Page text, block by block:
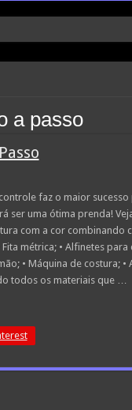
a passo
faz o maior
ser uma ótima prenda!
com a cor combinando
métrica; • Alfinetes para
• Máquina de costura; •
todos os materiais que …